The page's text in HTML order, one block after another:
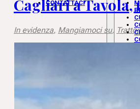
CONTATTACI
Cagliari a
In evidenza, Mangiamoci su,